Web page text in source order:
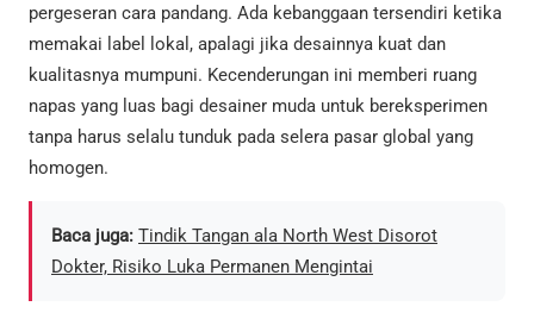
pergeseran cara pandang. Ada kebanggaan tersendiri ketika
memakai label lokal, apalagi jika desainnya kuat dan
kualitasnya mumpuni. Kecenderungan ini memberi ruang
napas yang luas bagi desainer muda untuk bereksperimen
tanpa harus selalu tunduk pada selera pasar global yang
homogen.
Baca juga: Tindik Tangan ala North West Disorot
Dokter, Risiko Luka Permanen Mengintai